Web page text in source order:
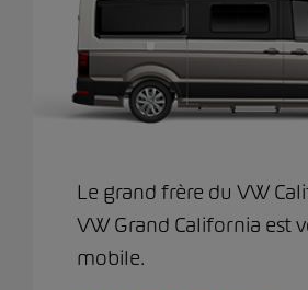
Le grand frère du VW
VW Grand California est
mobile.